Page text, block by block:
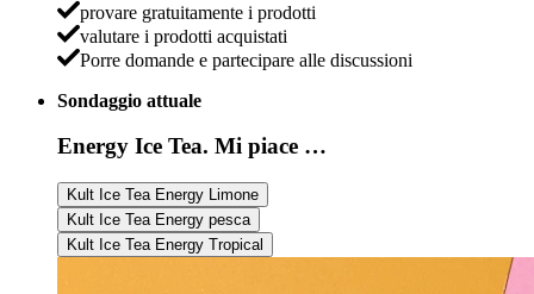
provare gratuitamente i prodotti
valutare i prodotti acquistati
Porre domande e partecipare alle discussioni
Sondaggio attuale
Energy Ice Tea. Mi piace …
Kult Ice Tea Energy Limone
Kult Ice Tea Energy pesca
Kult Ice Tea Energy Tropical